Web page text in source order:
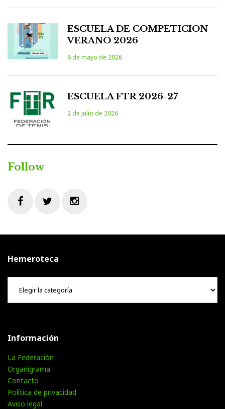
ESCUELA DE COMPETICION
VERANO 2026
6 de mayo de 2026
ESCUELA FTR 2026-27
2 de julio de 2026
Follow
Hemeroteca
Hemeroteca
Información
La Federación
Organigrama
Contacto
Política de privacidad
Aviso legal